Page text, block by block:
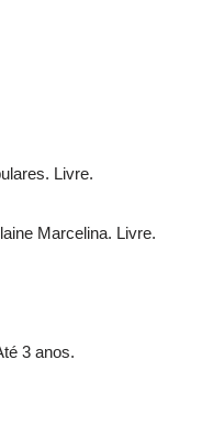
Livre.
Marcelina. Livre.
3 anos.